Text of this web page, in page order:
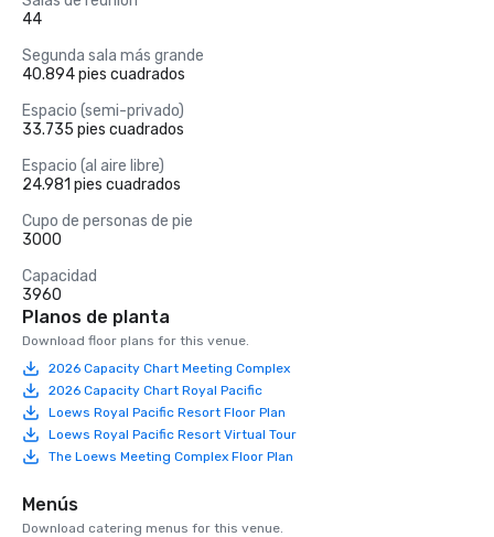
44
Segunda sala más grande
40.894 pies cuadrados
Espacio (semi-privado)
33.735 pies cuadrados
Espacio (al aire libre)
24.981 pies cuadrados
Cupo de personas de pie
3000
Capacidad
3960
Planos de planta
Download floor plans for this venue.
2026 Capacity Chart Meeting Complex
2026 Capacity Chart Royal Pacific
Loews Royal Pacific Resort Floor Plan
Loews Royal Pacific Resort Virtual Tour
The Loews Meeting Complex Floor Plan
Menús
Download catering menus for this venue.